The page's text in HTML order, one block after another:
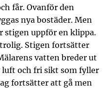
får. Ovanför den
nya bostäder. Men
stigen uppför en klippa.
Stigen fortsätter
vatten breder ut
luft och fri sikt som fyller
fortsätter att gå men